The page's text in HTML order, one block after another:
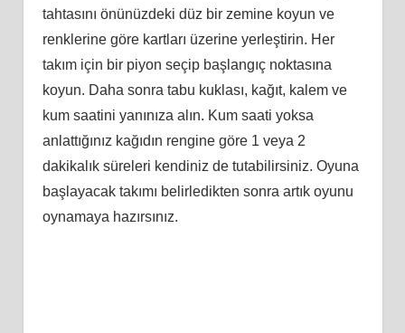
tahtasını önünüzdeki düz bir zemine koyun ve
renklerine göre kartları üzerine yerleştirin. Her
takım için bir piyon seçip başlangıç noktasına
koyun. Daha sonra tabu kuklası, kağıt, kalem ve
kum saatini yanınıza alın. Kum saati yoksa
anlattığınız kağıdın rengine göre 1 veya 2
dakikalık süreleri kendiniz de tutabilirsiniz. Oyuna
başlayacak takımı belirledikten sonra artık oyunu
oynamaya hazırsınız.